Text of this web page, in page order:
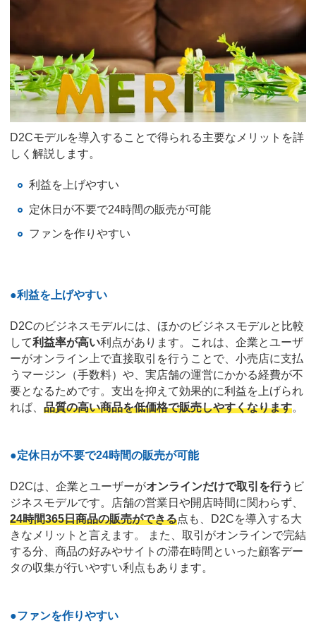
D2Cモデルを導入することで得られる主要なメリットを詳
しく解説します。
利益を上げやすい
定休日が不要で24時間の販売が可能
ファンを作りやすい
●利益を上げやすい
D2Cのビジネスモデルには、ほかのビジネスモデルと比較
して利益率が高い利点があります。これは、企業とユーザ
ーがオンライン上で直接取引を行うことで、小売店に支払
うマージン（手数料）や、実店舗の運営にかかる経費が不
要となるためです。支出を抑えて効果的に利益を上げられ
れば、 品質の高い商品を低価格で販売しやすくなります。
●定休日が不要で24時間の販売が可能
D2Cは、企業とユーザーがオンラインだけで取引を行う ビ
ジネスモデルです。店舗の営業日や開店時間に関わらず、
24時間365日商品の販売ができる点も、D2Cを導入する大
きなメリットと言えます。 また、取引がオンラインで完結
する分、商品の好みやサイトの滞在時間といった顧客デー
タの収集が行いやすい利点もあります。
●ファンを作りやすい